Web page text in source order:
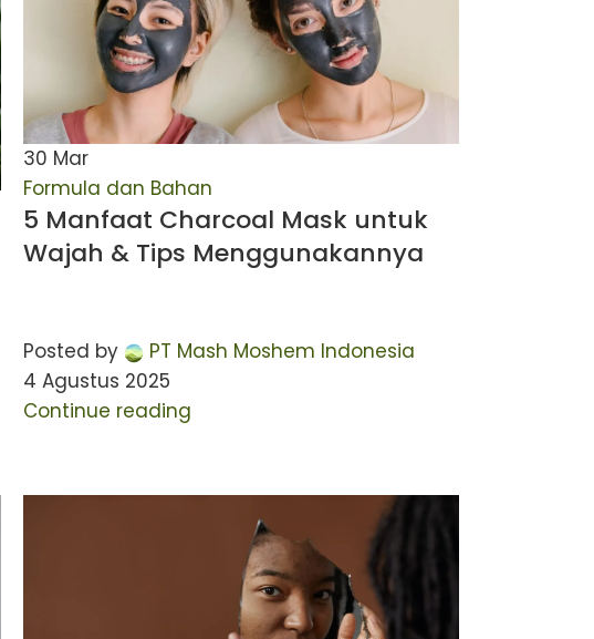
30 Mar
Formula dan Bahan
5 Manfaat Charcoal Mask untuk
Wajah & Tips Menggunakannya
Posted by
PT Mash Moshem Indonesia
4 Agustus 2025
Continue reading